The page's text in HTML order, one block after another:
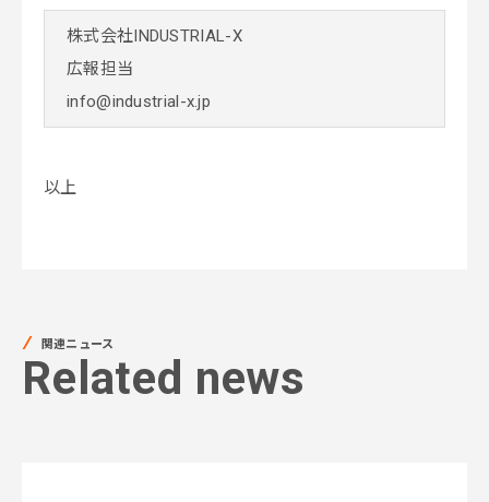
株式会社INDUSTRIAL-X
広報担当
info@industrial-x.jp
以上
関連ニュース
Related news